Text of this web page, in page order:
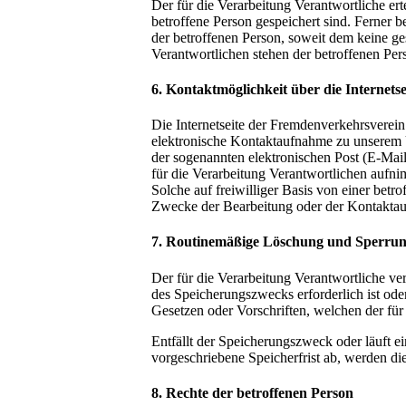
Der für die Verarbeitung Verantwortliche
betroffene Person gespeichert sind. Ferner
der betroffenen Person, soweit dem keine
Verantwortlichen stehen der betroffenen
6. Kontaktmöglichkeit über die
Die Internetseite der
elektronische Kontaktaufnahme zu
der sogenannten elektronischen Post (E-
für die Verarbeitung Verantwortlichen
Solche auf freiwilliger Basis von einer
Zwecke der Bearbeitung oder der
7. Routinemäßige Löschung und
Der für die Verarbeitung Verantwortliche
des Speicherungszwecks erforderlich ist
Gesetzen oder Vorschriften, welchen der
Entfällt der Speicherungszweck oder läuft
vorgeschriebene Speicherfrist ab, werden
8. Rechte der betroffenen Person